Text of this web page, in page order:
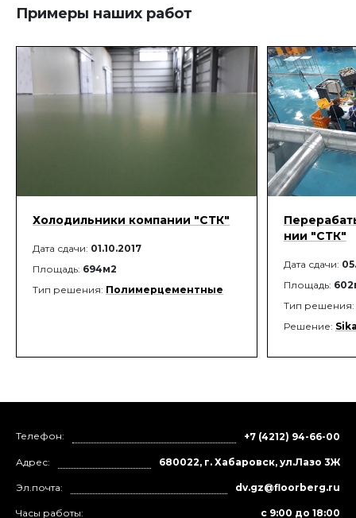
Примеры наших работ
Холодильники компании "СТК"
Дата сдачи: 01.10.2017
Площадь: 694м2
Тип решения: Полимерцементные
нии "СТК"
Дата сдачи:
Площадь:
Тип решения:
Решение:
Телефон: +7 (4212) 94-66-00
Адрес: 680022, г. Хабаровск, ул.Лазо 3Ж
Эл.почта: dv.gz@floorberg.ru
Часы работы: с 9:00 до 18:00